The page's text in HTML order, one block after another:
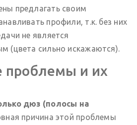
предлагать своим
профили, т.к. без них
не является
(цвета сильно искажаются).
и их
дюз (полосы на
причина этой проблемы